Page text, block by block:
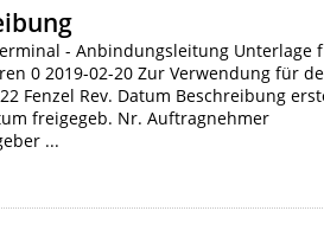
- Anbindungsleitung Unterlage
0 2019-02-20 Zur Verwendung für
22 Fenzel Rev. Datum Beschreibung
freigegeb. Nr. Auftragnehmer
...